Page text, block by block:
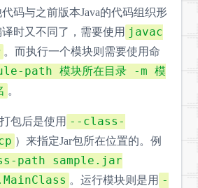
码与之前版本Java的代码组织形
时又不同了，需要使用 javac
。而执行一个模块则需要使用命
path 模块所在目录 -m 模
。
包后是使用 --class-
）来指定Jar包所在位置的。例
path sample.jar
。运行模块则是用 -